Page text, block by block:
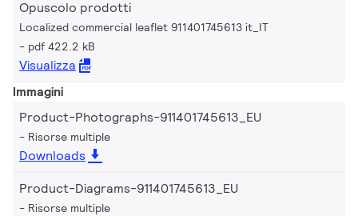
Opuscolo prodotti
Localized commercial leaflet 911401745613 it_IT
pdf 422.2 kB
Visualizza
Immagini
Product-Photographs-911401745613_EU
Risorse multiple
Downloads
Product-Diagrams-911401745613_EU
Risorse multiple